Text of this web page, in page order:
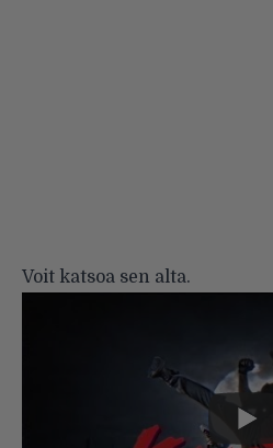
Voit katsoa sen alta.